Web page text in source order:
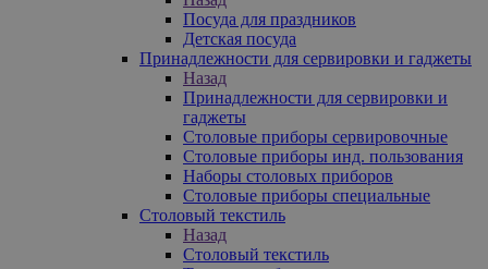
Посуда для праздников
Детская посуда
Принадлежности для сервировки и гаджеты
Назад
Принадлежности для сервировки и
гаджеты
Столовые приборы сервировочные
Столовые приборы инд. пользования
Наборы столовых приборов
Столовые приборы специальные
Столовый текстиль
Назад
Столовый текстиль